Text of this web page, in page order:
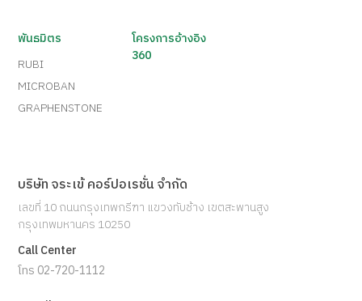
พันธมิตร
RUBI
MICROBAN
GRAPHENSTONE
โครงการอ้างอิง
360
บริษัท จระเข้ คอร์ปอเรชั่น จำกัด
เลขที่ 10 ถนนกรุงเทพกรีฑา แขวงทับช้าง เขตสะพานสูง
กรุงเทพมหานคร 10250
Call Center
โทร 02-720-1112